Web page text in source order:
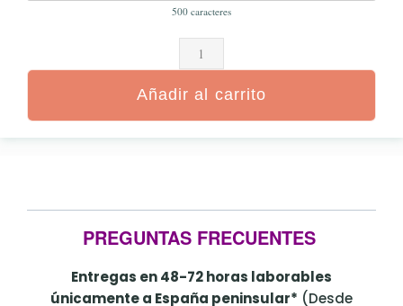
500 caracteres
Añadir al carrito
PREGUNTAS FRECUENTES
Entregas en 48-72 horas laborables
únicamente a España peninsular* (Desde